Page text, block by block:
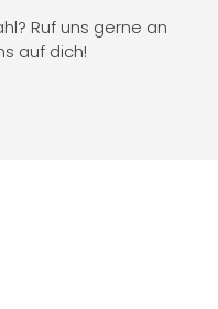
Ruf uns gerne an
auf dich!